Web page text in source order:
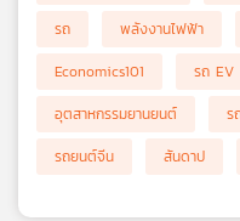
รถ
พลังงานไฟฟ้า
Economics101
รถ EV
อุตสาหกรรมยานยนต์
ร
รถยนต์จีน
สันดาป